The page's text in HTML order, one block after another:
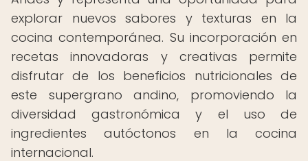
explorar nuevos sabores y texturas en la
cocina contemporánea. Su incorporación en
recetas innovadoras y creativas permite
disfrutar de los beneficios nutricionales de
este supergrano andino, promoviendo la
diversidad gastronómica y el uso de
ingredientes autóctonos en la cocina
internacional.